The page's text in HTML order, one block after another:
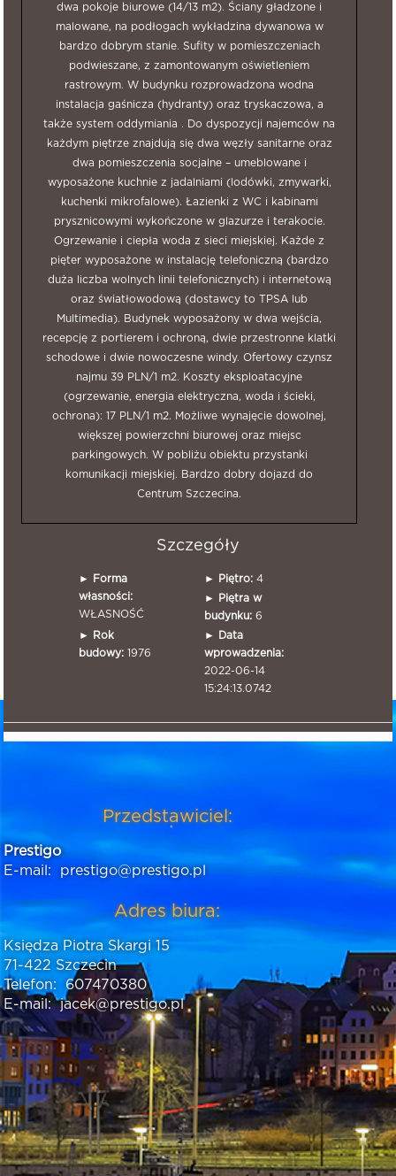
dwa pokoje biurowe (14/13 m2). Ściany gładzone i
malowane, na podłogach wykładzina dywanowa w
bardzo dobrym stanie. Sufity w pomieszczeniach
podwieszane, z zamontowanym oświetleniem
rastrowym. W budynku rozprowadzona wodna
instalacja gaśnicza (hydranty) oraz tryskaczowa, a
także system oddymiania . Do dyspozycji najemców na
każdym piętrze znajdują się dwa węzły sanitarne oraz
dwa pomieszczenia socjalne – umeblowane i
wyposażone kuchnie z jadalniami (lodówki, zmywarki,
kuchenki mikrofalowe). Łazienki z WC i kabinami
prysznicowymi wykończone w glazurze i terakocie.
Ogrzewanie i ciepła woda z sieci miejskiej. Każde z
pięter wyposażone w instalację telefoniczną (bardzo
duża liczba wolnych linii telefonicznych) i internetową
oraz światłowodową (dostawcy to TPSA lub
Multimedia). Budynek wyposażony w dwa wejścia,
recepcję z portierem i ochroną, dwie przestronne klatki
schodowe i dwie nowoczesne windy. Ofertowy czynsz
najmu 39 PLN/1 m2. Koszty eksploatacyjne
(ogrzewanie, energia elektryczna, woda i ścieki,
ochrona): 17 PLN/1 m2. Możliwe wynajęcie dowolnej,
większej powierzchni biurowej oraz miejsc
parkingowych. W pobliżu obiektu przystanki
komunikacji miejskiej. Bardzo dobry dojazd do
Centrum Szczecina.
Szczegóły
►
Forma
własności:
WŁASNOŚĆ
► Piętro: 4
►
Piętra w
budynku: 6
►
Rok
budowy: 1976
►
Data
wprowadzenia:
2022-06-14
15:24:13.0742
Przedstawiciel:
Prestigo
E-mail:
prestigo@prestigo.pl
Adres biura:
Księdza Piotra Skargi 15
71-422 Szczecin
Telefon:
607470380
E-mail: jacek@prestigo.pl